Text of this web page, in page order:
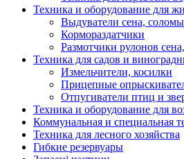
Техника и оборудование для
Выдуватели сена,
Кормораздатчики
Размотчики рулонов
Техника для садов и
Измельчители, косилки
Прицепные
Отпугиватели птиц и
Техника и оборудование для
Коммунальная и специальная
Техника для лесного хозяйства
Гибкие резервуары